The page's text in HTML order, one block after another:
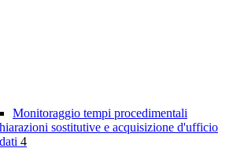
Monitoraggio tempi procedimentali
sostitutive e acquisizione d'ufficio
4